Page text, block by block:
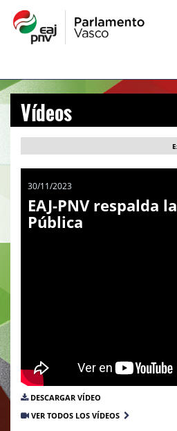
Vídeos
30/11/2023
EAJ-PNV respalda
Pública
DESCARGAR VÍDEO
VER TODOS LOS VÍDEOS